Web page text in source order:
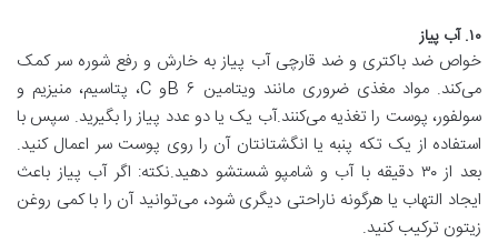
۱۰. آب پیاز
خواص ضد باکتری و ضد قارچی آب پیاز به خارش و رفع شوره سر کمک
می‌کند. مواد مغذی ضروری مانند ویتامین B ۶و C، پتاسیم، منیزیم و
سولفور، پوست را تغذیه می‌کنند.آب یک یا دو عدد پیاز را بگیرید. سپس با
استفاده از یک تکه پنبه یا انگشتانتان آن را روی پوست سر اعمال کنید.
بعد از ۳۰ دقیقه با آب و شامپو شستشو دهید.نکته: اگر آب پیاز باعث
ایجاد التهاب یا هرگونه ناراحتی دیگری شود، می‌توانید آن را با کمی روغن
زیتون ترکیب کنید.